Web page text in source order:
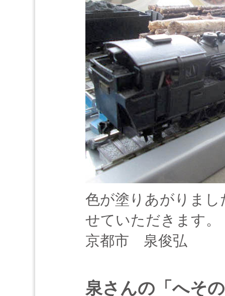
色が塗りあがりま
せていただきます。
京都市 泉俊弘
泉さんの「へそ